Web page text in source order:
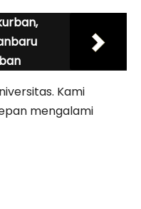
Kami
mengalami